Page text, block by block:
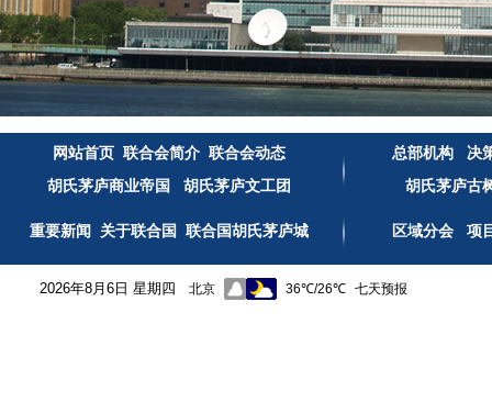
网站首页 联合会简介 联合会动态 总部机构
决
胡氏茅庐商业帝国
胡氏茅庐文工团 胡氏茅庐古
重要新闻 关于联合国 联合国胡氏茅庐城 区域分会 项
2026年8月6日 星期四